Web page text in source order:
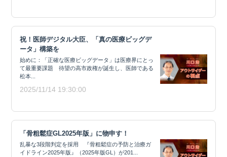
祝！医師デジタル大臣、「真の医療ビッグデ
ータ」構築を
始めに：「正確な医療ビッグデータ」は医療界にとっ
て最重要課題 待望の高市政権が誕生し、医師である
松本...
2025/11/14 19:30:00
「骨粗鬆症GL2025年版」に物申す！
乱暴な3段階判定を採用 『骨粗鬆症の予防と治療ガ
イドライン2025年版』（2025年版GL）が201...